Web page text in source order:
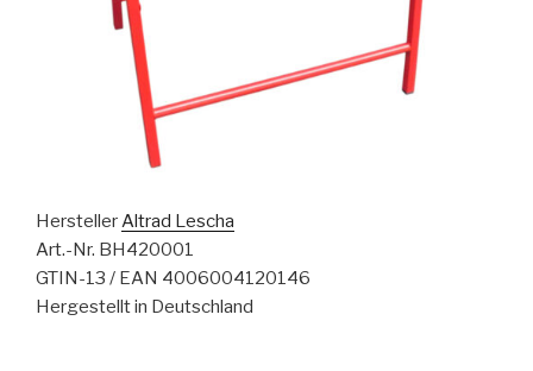
HerstellerAltrad Lescha
Art.-Nr. BH420001
GTIN-13 / EAN 4006004120146
Hergestellt in Deutschland